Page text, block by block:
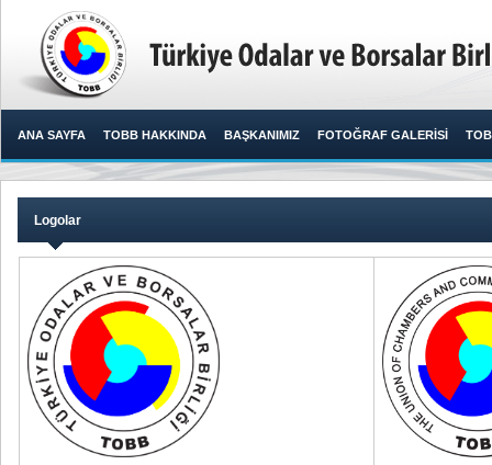
ANA SAYFA TOBB HAKKINDA BAŞKANIMIZ FOTOĞRAF GALERİSİ
Logolar